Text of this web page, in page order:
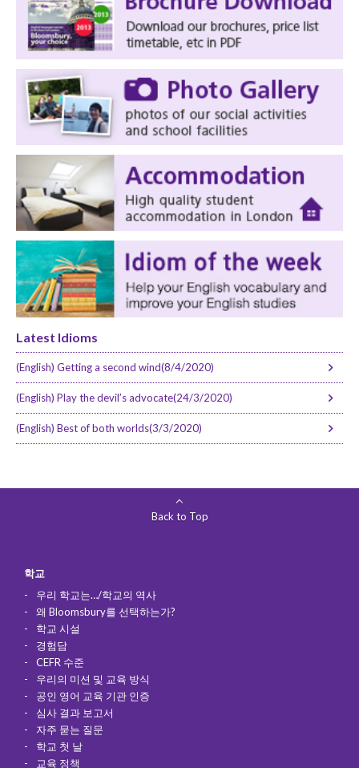
Latest Idioms
(English) Getting a second wind(8/4/2020)
(English) Play the devil’s advocate(24/3/2020)
(English) Best of both worlds(3/3/2020)
Back to Top
학교
우리 학교는…/학교의 역사
왜 Bloomsbury를 선택하는가?
학교 시설
경험담
CEFR 수준
우리의 미션 및 교육 방식
공인 영어 교육 기관 인증
심사 결과 보고서
자주 묻는 질문
학교 첫 날
교육 정책